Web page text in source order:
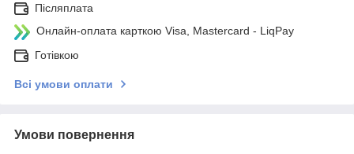
Післяплата
Онлайн-оплата карткою Visa, Mastercard - LiqPay
Готівкою
Всі умови оплати
Умови повернення